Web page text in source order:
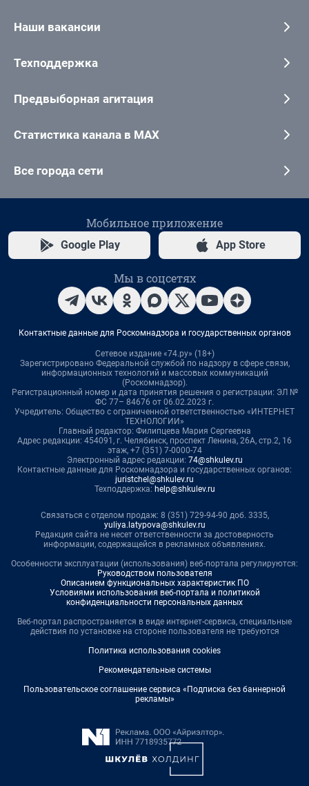
Наши вакансии
Техподдержка
Предвыборная агитация
Статистика канала в MAX
Все города сети
Мобильное приложение
Google Play App Store
Мы в соцсетях
Контактные данные для Роскомнадзора и государственных органов
Сетевое издание «74.ру» (18+)
Зарегистрировано Федеральной службой по надзору в сфере связи,
информационных технологий и массовых коммуникаций
(Роскомнадзор).
Регистрационный номер и дата принятия решения о регистрации: ЭЛ №
ФС 77– 84676 от 06.02.2023 г.
Учредитель: Общество с ограниченной ответственностью «ИНТЕРНЕТ
ТЕХНОЛОГИИ»
Главный редактор: Филипцева Мария Сергеевна
Адрес редакции: 454091, г. Челябинск, проспект Ленина, 26А, стр.2, 16
этаж, +7 (351) 7-0000-74
Электронный адрес редакции: 74@shkulev.ru
Контактные данные для Роскомнадзора и государственных органов:
juristchel@shkulev.ru
Техподдержка: help@shkulev.ru
Связаться с отделом продаж: 8 (351) 729-94-90 доб. 3335,
yuliya.latypova@shkulev.ru
Редакция сайта не несет ответственности за достоверность
информации, содержащейся в рекламных объявлениях.
Особенности эксплуатации (использования) веб-портала регулируются:
Руководством пользователя
Описанием функциональных характеристик ПО
Условиями использования веб-портала и политикой
конфиденциальности персональных данных
Веб-портал распространяется в виде интернет-сервиса, специальные
действия по установке на стороне пользователя не требуются
Политика использования cookies
Рекомендательные системы
Пользовательское соглашение сервиса «Подписка без баннерной
рекламы»